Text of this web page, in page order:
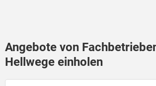
Angebote von
Hellwege einholen